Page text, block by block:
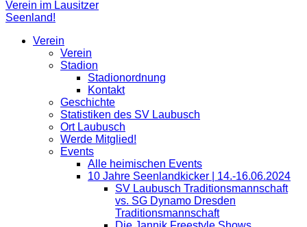
Verein
Verein
Stadion
Stadionordnung
Kontakt
Geschichte
Statistiken des SV Laubusch
Ort Laubusch
Werde Mitglied!
Events
Alle heimischen Events
10 Jahre Seenlandkicker | 14.-16.06.2024
SV Laubusch Traditionsmannschaft
vs. SG Dynamo Dresden
Traditionsmannschaft